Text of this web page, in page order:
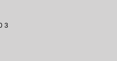
3